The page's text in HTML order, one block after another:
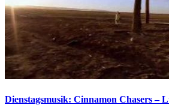
Dienstagsmusik: Cinnamon Chasers –